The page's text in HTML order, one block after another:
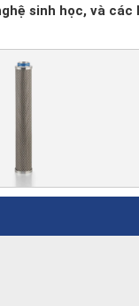
sinh học, và